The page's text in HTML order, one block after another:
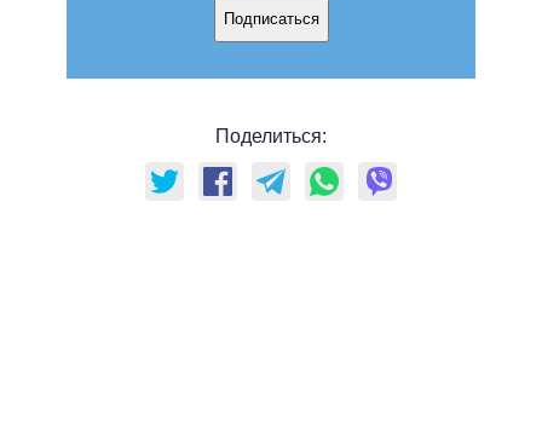
Подписаться
Поделиться: